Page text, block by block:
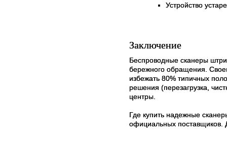
Устройство
Заключение
Беспроводные сканеры
бережного обращения.
избежать 80% типичных
решения (перезагрузка,
центры.
Где купить надежные
официальных поставщиков.